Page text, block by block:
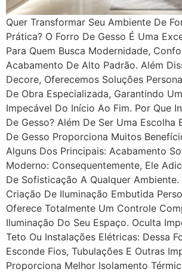
Quer Transformar Seu Ambiente De
Prática? O Forro De Gesso É Uma
Para Quem Busca Modernidade,
Acabamento De Alto Padrão. Além
Decore, Oferecemos Soluções
De Obra Especializada, Garantindo
Impecável Do Início Ao Fim. Por Que
De Gesso? Além De Ser Uma Escolha
De Gesso Proporciona Muitos
Alguns Dos Principais: Acabamento
Moderno: Consequentemente, Ele
De Sofisticação A Qualquer Ambiente.
Criação De Iluminação Embutida
Oferece Totalmente Um Controle
Iluminação Do Seu Espaço. Oculta
Teto Ou Instalações Elétricas: Dessa
Esconde Fios, Tubulações E Outras
Proporciona Melhor Isolamento